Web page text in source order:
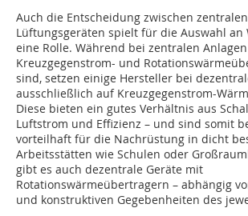
Auch die Entscheidung zwischen
Lüftungsgeräten spielt für die Auswahl an
eine Rolle. Während bei zentralen
Kreuzgegenstrom- und
sind, setzen einige Hersteller bei
ausschließlich auf Kreuzgegenstrom-
Diese bieten ein gutes Verhältnis aus
Luftstrom und Effizienz – und sind somit
vorteilhaft für die Nachrüstung in dicht
Arbeitsstätten wie Schulen oder
gibt es auch dezentrale Geräte mit
Rotationswärmeübertragern – abhängig
und konstruktiven Gegebenheiten des